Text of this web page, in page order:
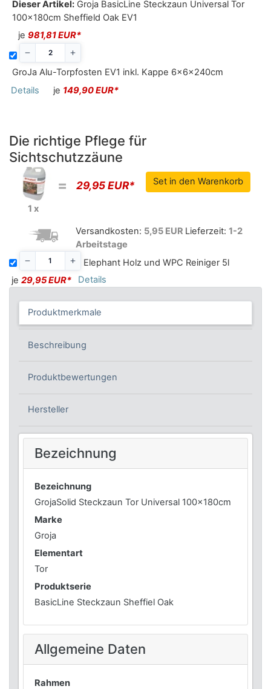
Dieser Artikel: Groja BasicLine Steckzaun Universal Tor
100x180cm Sheffield Oak EV1
je 981,81 EUR*
GroJa Alu-Torpfosten EV1 inkl. Kappe 6x6x240cm
Details
je 149,90 EUR*
Die richtige Pflege für
Sichtschutzzäune
1 x
= 29,95 EUR*
Versandkosten: 5,95 EUR Lieferzeit: 1-2
Arbeitstage
Elephant Holz und WPC Reiniger 5l
je 29,95 EUR* Details
Produktmerkmale
Beschreibung
Produktbewertungen
Hersteller
Bezeichnung
Bezeichnung
GrojaSolid Steckzaun Tor Universal 100x180cm
Marke
Groja
Elementart
Tor
Produktserie
BasicLine Steckzaun Sheffiel Oak
Allgemeine Daten
Rahmen